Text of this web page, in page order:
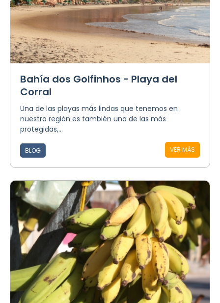
Bahía dos Golfinhos - Playa del
Corral
Una de las playas más lindas que tenemos en
nuestra región es también una de las más
protegidas,...
VER MÁS
BLOG